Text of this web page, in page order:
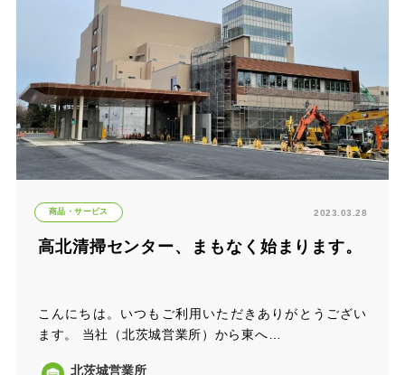
商品・サービス 2023.03.28
高北清掃センター、まもなく始まります。
こんにちは。いつもご利用いただきありがとうござい
ます。 当社（北茨城営業所）から東へ…
北茨城営業所